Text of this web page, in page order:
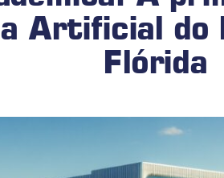
Artificial do
Flórida